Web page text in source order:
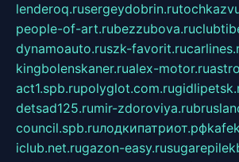
lenderoq.rusergeydobrin.ru
people-of-art.rubezzubova.ru
dynamoauto.ruszk-favorit.ru
kingbolenskaner.rualex-motor.ru
act1.spb.rupolyglot.com.ru
detsad125.rumir-zdoroviya.ru
council.spb.ruлодкипатриот.рф
iclub.net.rugazon-easy.ru